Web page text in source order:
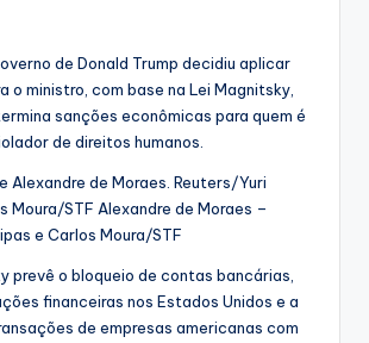
de Donald Trump decidiu aplicar
o ministro, com base na Lei Magnitsky,
sanções econômicas para quem é
de direitos humanos.
Alexandre de Moraes. Reuters/Yuri
Moura/STF Alexandre de Moraes –
e Carlos Moura/STF
prevê o bloqueio de contas bancárias,
financeiras nos Estados Unidos e a
de empresas americanas com